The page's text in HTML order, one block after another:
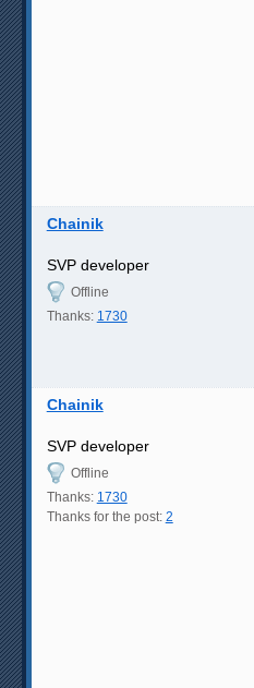
Chainik
SVP developer
Offline
Thanks: 1730
Chainik
SVP developer
Offline
Thanks: 1730
Thanks for the post: 2